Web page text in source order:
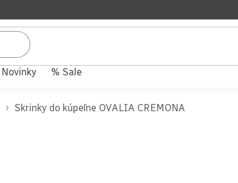
Novinky % Sale
Skrinky do kúpeľne OVALIA CREMONA